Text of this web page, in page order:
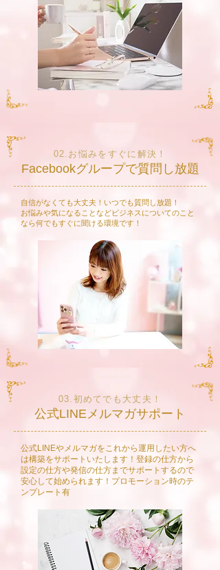
02.お悩みをすぐに解決！
Facebookグループで質問し放題
自信がなくても大丈夫！いつでも質問し放題！
​お悩みや気になることなどビジネスについてのこと
なら何でもすぐに聞ける環境です！
03.初めてでも大丈夫！
公式LINEメルマガサポート
​公式LINEやメルマガをこれから運用したい方へ
は構築をサポートいたします！登録の仕方から
設定の仕方や発信の仕方までサポートするので
安心して始められます！プロモーション時のテ
ンプレート有